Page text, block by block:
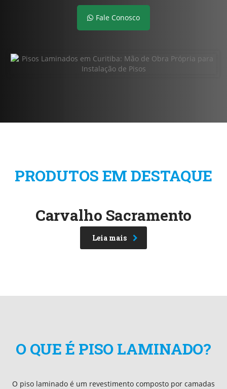
Fale Conosco
PRODUTOS EM DESTAQUE
Carvalho Sacramento
Leia mais
O QUE É PISO LAMINADO?
O piso laminado é um revestimento composto por camadas